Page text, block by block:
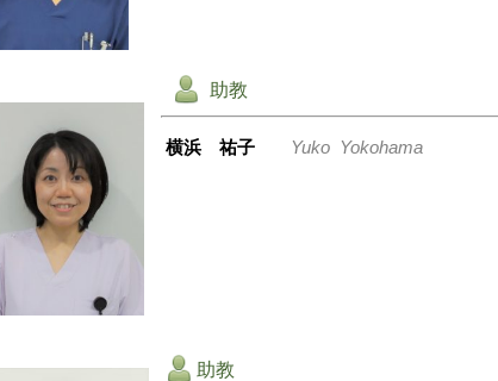
助教
横浜 祐子 Yuko Yokohama
助教